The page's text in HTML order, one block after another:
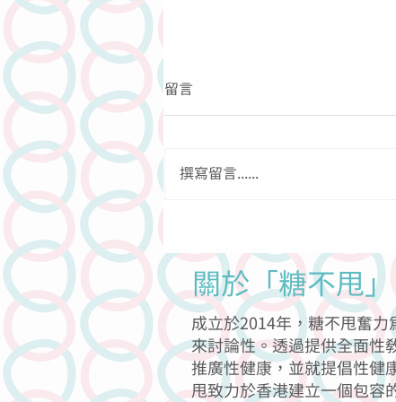
關於依道菜嘅迷思
留言
撰寫留言......
關於「糖不甩」
成立於2014年，糖不甩奮
來討論性。透過提供全面性
推廣性健康，並就提倡性健
甩致力於香港建立一個包容